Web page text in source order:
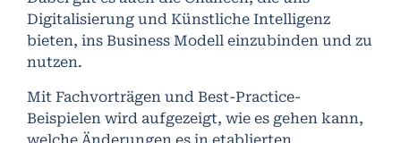
Digitalisierung und Künstliche Intelligenz
bieten, ins Business Modell einzubinden und zu
nutzen.
Mit Fachvorträgen und Best-Practice-
Beispielen wird aufgezeigt, wie es gehen kann,